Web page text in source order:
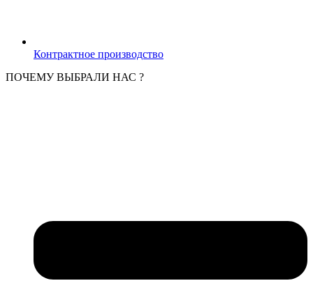
Контрактное производство
ПОЧЕМУ ВЫБРАЛИ НАС ?